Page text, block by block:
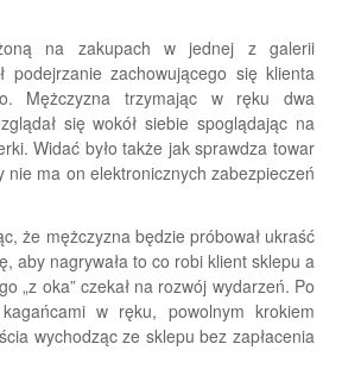
na zakupach w jednej z galerii
podejrzanie zachowującego się klienta
Mężczyzna trzymając w ręku dwa
się wokół siebie spoglądając na
Widać było także jak sprawdza towar
nie ma on elektronicznych zabezpieczeń
że mężczyzna będzie próbował ukraść
aby nagrywała to co robi klient sklepu a
„z oka” czekał na rozwój wydarzeń. Po
w ręku, powolnym krokiem
wychodząc ze sklepu bez zapłacenia